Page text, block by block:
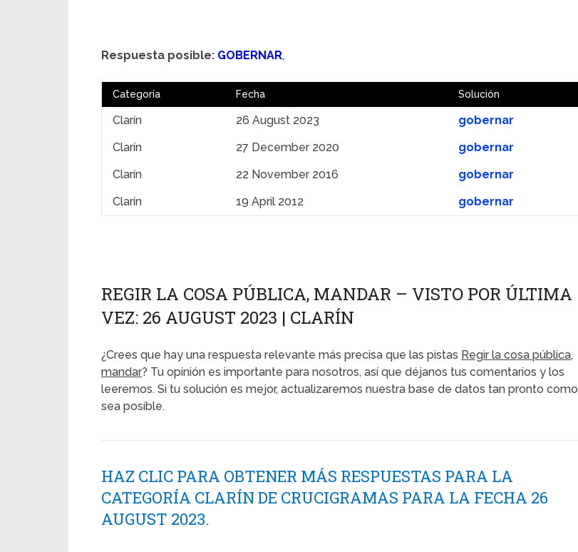
Respuesta posible: GOBERNAR,
Categoría Fecha Solución
Clarín 26 August 2023
gobernar
Clarín
27 December 2020
gobernar
Clarín
22 November 2016
gobernar
Clarín
19 April 2012 gobernar
REGIR LA COSA PÚBLICA, MANDAR – VISTO POR ÚLTIMA
VEZ: 26 AUGUST 2023 | CLARÍN
¿Crees que hay una respuesta relevante más precisa que las pistas Regir la cosa pública,
mandar? Tu opinión es importante para nosotros, así que déjanos tus comentarios y los
leeremos. Si tu solución es mejor, actualizaremos nuestra base de datos tan pronto como
sea posible.
HAZ CLIC PARA OBTENER MÁS RESPUESTAS PARA LA
CATEGORÍA CLARÍN DE CRUCIGRAMAS PARA LA FECHA 26
AUGUST 2023.